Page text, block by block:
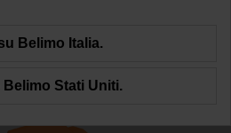
prodotti
Belimo Italia.
Stati Uniti.